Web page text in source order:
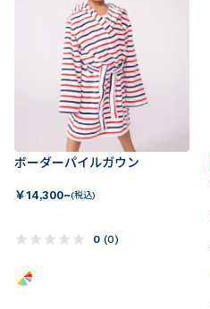
ボーダーパイルガウン
￥14,300~(税込)
0 (0)